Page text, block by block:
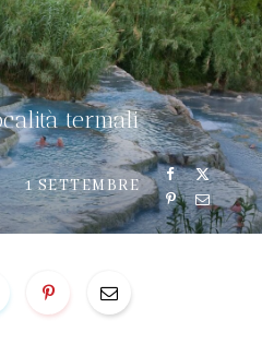
m t
termali
1 SETTEMBRE